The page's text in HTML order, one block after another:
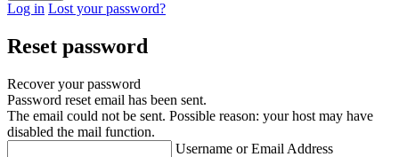
Log in Lost your password?
Reset password
Recover your password
Password reset email has been sent.
The email could not be sent. Possible reason: your host may have
disabled the mail function.
Username or Email Address